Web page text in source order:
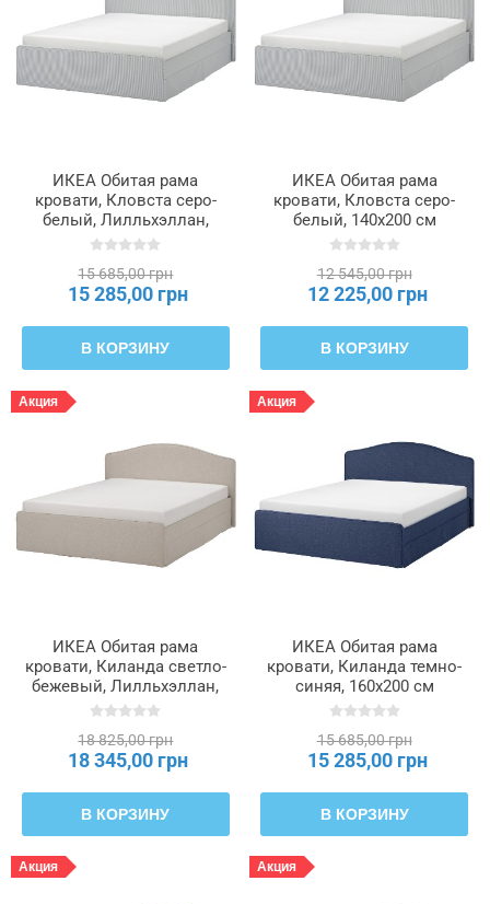
ИКЕА Обитая рама
кровати, Кловста серо-
белый, Лилльхэллан,
140x200 см RAMNEFJÄLL,
15 685,00 грн
15 285,00 грн
В КОРЗИНУ
ИКЕА Обитая рама
кровати, Кловста серо-
белый, 140x200 см
RAMNEFJÄLL, 295.602.27
12 545,00 грн
12 225,00 грн
В КОРЗИНУ
Акция
ИКЕА Обитая рама
кровати, Киланда светло-
бежевый, Лилльхэллан,
160x200 см RAMNEFJÄLL,
18 825,00 грн
18 345,00 грн
В КОРЗИНУ
Акция
ИКЕА Обитая рама
кровати, Киланда темно-
синяя, 160x200 см
RAMNEFJÄLL, 496.074.79
15 685,00 грн
15 285,00 грн
В КОРЗИНУ
Акция Акция